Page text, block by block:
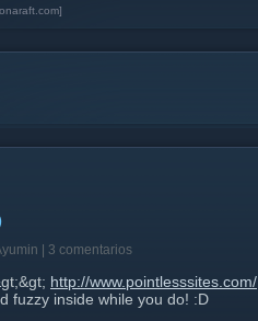
| 3 comentarios
http://www.pointlesssites.com/
fuzzy inside while you do! :D